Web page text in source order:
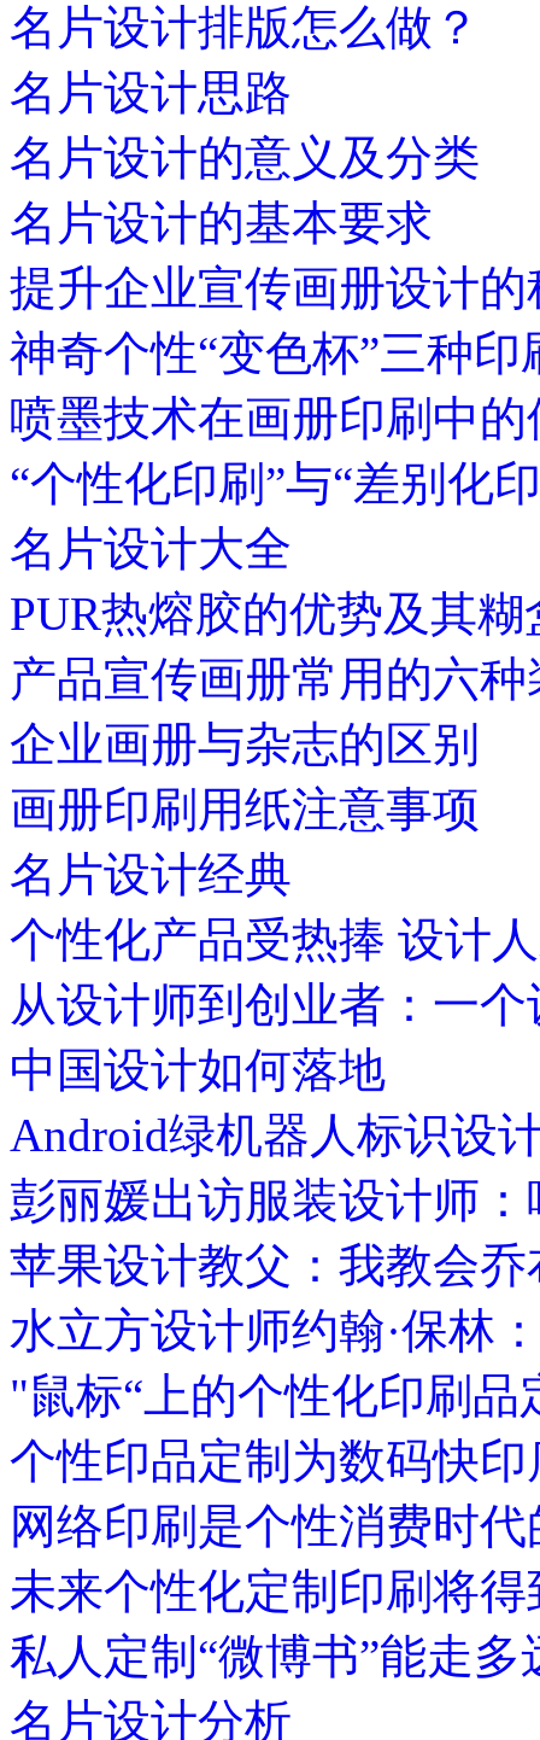
名片设计排版怎么做？
名片设计思路
名片设计的意义及分类
名片设计的基本要求
提升企业宣传画册设计的
神奇个性“变色杯”三种印
喷墨技术在画册印刷中
“个性化印刷”与“差别化
名片设计大全
PUR热熔胶的优势及其
产品宣传画册常用的六
企业画册与杂志的区别
画册印刷用纸注意事项
名片设计经典
个性化产品受热捧 设计
从设计师到创业者：一
中国设计如何落地
Android绿机器人标识设
彭丽媛出访服装设计师
苹果设计教父：我教会
水立方设计师约翰·保林
"鼠标“上的个性化印刷品
个性印品定制为数码快
网络印刷是个性消费时
未来个性化定制印刷将
私人定制“微博书”能走多
名片设计分析